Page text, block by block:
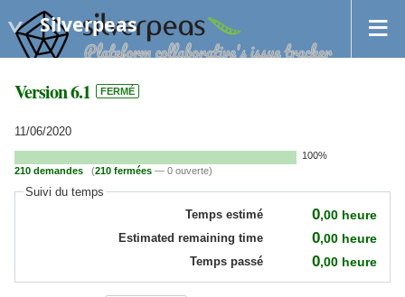
Silverpeas
Version 6.1 FERMÉ
11/06/2020
100%
210 demandes (210 fermées — 0 ouverte)
Suivi du temps
Temps estimé
0,00 heure
Estimated remaining time 0,00 heure
Temps passé 0,00 heure